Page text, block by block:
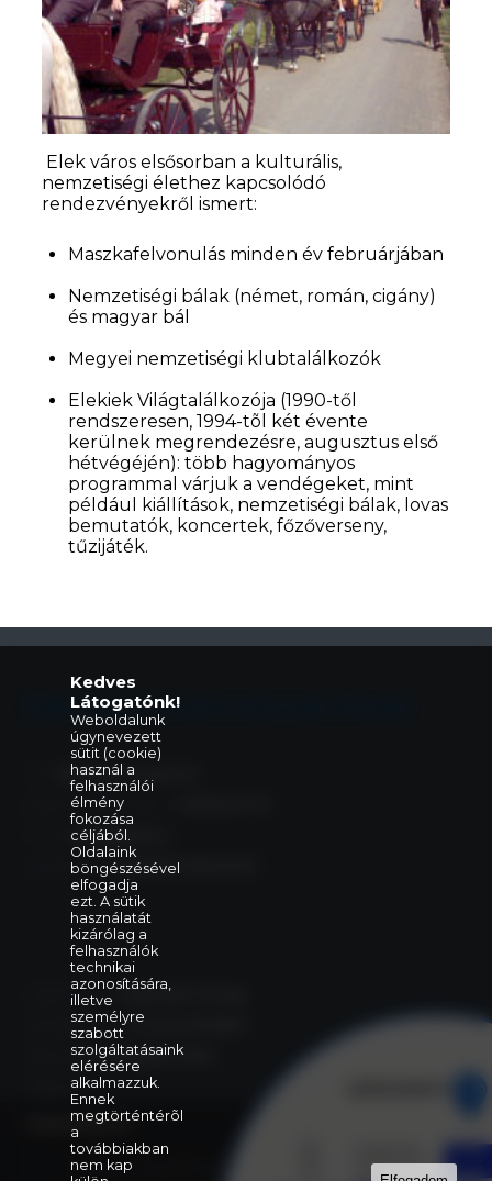
Elek város elsősorban a kulturális,
nemzetiségi élethez kapcsolódó
rendezvényekről ismert:
Maszkafelvonulás minden év februárjában
Nemzetiségi bálak (német, román, cigány)
és magyar bál
Megyei nemzetiségi klubtalálkozók
Elekiek Világtalálkozója (1990-től
rendszeresen, 1994-tõl két évente
kerülnek megrendezésre, augusztus első
hétvégéjén): több hagyományos
programmal várjuk a vendégeket, mint
például kiállítások, nemzetiségi bálak, lovas
bemutatók, koncertek, főzőverseny,
tűzijáték.
Eleki Közös Önkormányzati Hivatal
5742 Elek, Gyulai út 2.
Központi telefonszám:
E-mail:elek@elek.hu
Hivatali Kapu:PHELEK,706040373
Polgármester:Szelezsán György
Alpolgármester: Purecse Brigitta
Jegyző:dr. Szentgáli Zoltán
Aljegyző:
Impresszum
Minden jog fenntartva © 2022 Elek Város
Kedves
Látogatónk!
Weboldalunk
úgynevezett
sütit (cookie)
használ a
felhasználói
élmény
fokozása
céljából.
Oldalaink
böngészésével
elfogadja
ezt. A sütik
használatát
kizárólag a
felhasználók
technikai
azonosítására,
illetve
személyre
szabott
szolgáltatásaink
elérésére
alkalmazzuk.
Ennek
megtörténtérõl
a
továbbiakban
nem kap